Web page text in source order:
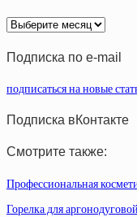
Архив
статей
Подписка по e-mail
подписаться на новые
Подписка вКонтакте
Смотрите также:
Профессиональная
Горелка для